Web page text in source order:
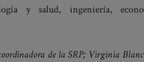
y salud, ingeniería,
de la SRP; Virginia